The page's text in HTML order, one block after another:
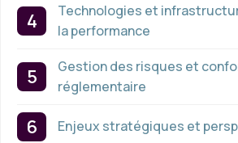
Technologies et
la performance
Gestion des risques et
réglementaire
Enjeux stratégiques et